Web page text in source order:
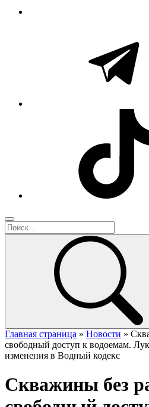
Главная страница » Новости »
свободный доступ к водоемам.
изменения в Водный кодекс
Скважины без